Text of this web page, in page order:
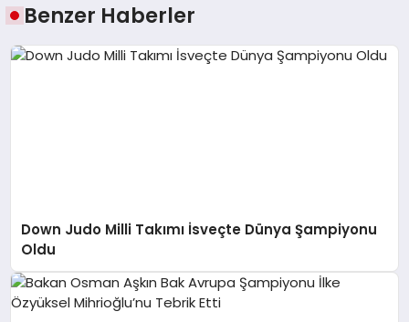
Benzer Haberler
Down Judo Milli Takımı İsveçte Dünya Şampiyonu
Oldu